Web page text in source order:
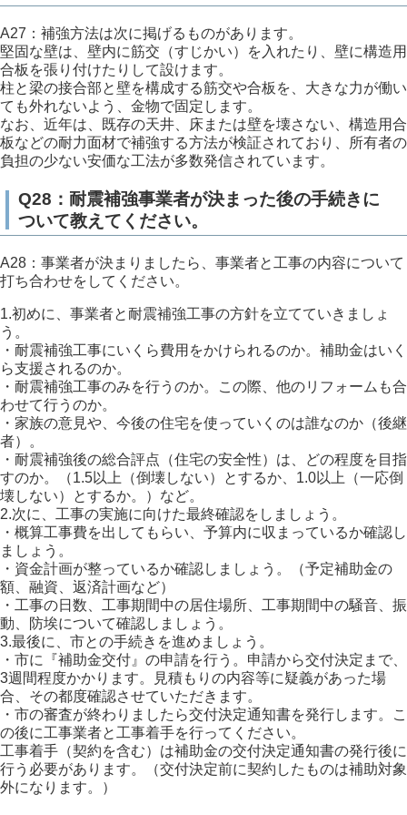
A27：補強方法は次に掲げるものがあります。
堅固な壁は、壁内に筋交（すじかい）を入れたり、壁に構造用
合板を張り付けたりして設けます。
柱と梁の接合部と壁を構成する筋交や合板を、大きな力が働い
ても外れないよう、金物で固定します。
なお、近年は、既存の天井、床または壁を壊さない、構造用合
板などの耐力面材で補強する方法が検証されており、所有者の
負担の少ない安価な工法が多数発信されています。
Q28：耐震補強事業者が決まった後の手続きに
ついて教えてください。
A28：事業者が決まりましたら、事業者と工事の内容について
打ち合わせをしてください。
1.初めに、事業者と耐震補強工事の方針を立てていきましょ
う。
・耐震補強工事にいくら費用をかけられるのか。補助金はいく
ら支援されるのか。
・耐震補強工事のみを行うのか。この際、他のリフォームも合
わせて行うのか。
・家族の意見や、今後の住宅を使っていくのは誰なのか（後継
者）。
・耐震補強後の総合評点（住宅の安全性）は、どの程度を目指
すのか。（1.5以上（倒壊しない）とするか、1.0以上（一応倒
壊しない）とするか。）など。
2.次に、工事の実施に向けた最終確認をしましょう。
・概算工事費を出してもらい、予算内に収まっているか確認し
ましょう。
・資金計画が整っているか確認しましょう。（予定補助金の
額、融資、返済計画など）
・工事の日数、工事期間中の居住場所、工事期間中の騒音、振
動、防埃について確認しましょう。
3.最後に、市との手続きを進めましょう。
・市に『補助金交付』の申請を行う。申請から交付決定まで、
3週間程度かかります。見積もりの内容等に疑義があった場
合、その都度確認させていただきます。
・市の審査が終わりましたら交付決定通知書を発行します。こ
の後に工事業者と工事着手を行ってください。
工事着手（契約を含む）は補助金の交付決定通知書の発行後に
行う必要があります。（交付決定前に契約したものは補助対象
外になります。）